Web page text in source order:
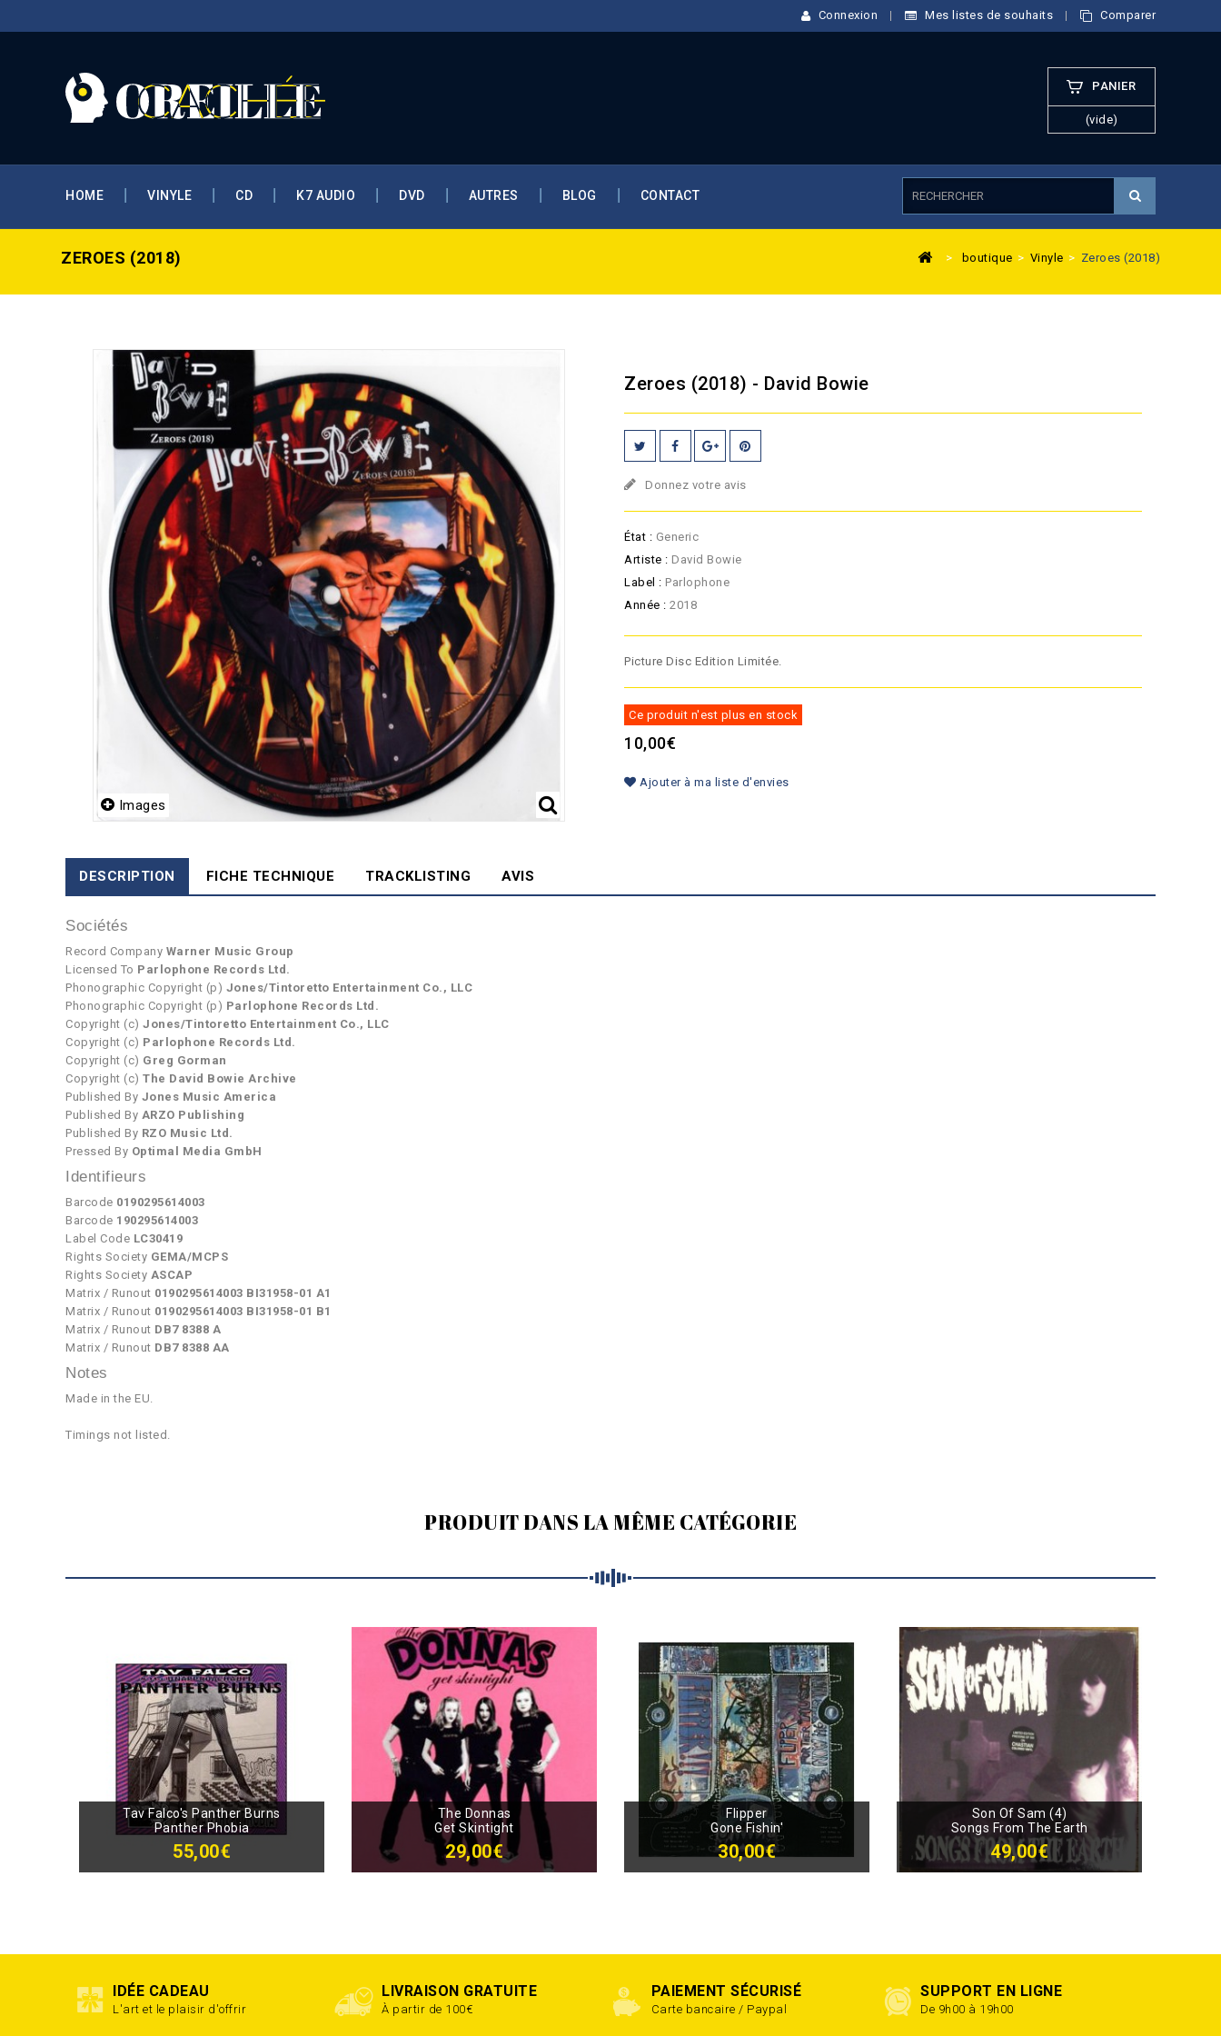
Connexion Mes listes de souhaits Comparer
PANIER
(vide)
HOME VINYLE CD K7 AUDIO DVD AUTRES BLOG CONTACT
ZEROES (2018) > boutique > Vinyle > Zeroes (2018)
Images
Zeroes (2018) - David Bowie
Donnez votre avis
État : Generic
Artiste : David Bowie
Label : Parlophone
Année : 2018
Picture Disc Edition Limitée.
Ce produit n'est plus en stock
10,00€
Ajouter à ma liste d'envies
DESCRIPTION FICHE TECHNIQUE TRACKLISTING AVIS
Sociétés
Record Company Warner Music Group
Licensed To Parlophone Records Ltd.
Phonographic Copyright (p) Jones/Tintoretto Entertainment Co., LLC
Phonographic Copyright (p) Parlophone Records Ltd.
Copyright (c) Jones/Tintoretto Entertainment Co., LLC
Copyright (c) Parlophone Records Ltd.
Copyright (c) Greg Gorman
Copyright (c) The David Bowie Archive
Published By Jones Music America
Published By ARZO Publishing
Published By RZO Music Ltd.
Pressed By Optimal Media GmbH
Identifieurs
Barcode 0190295614003
Barcode 190295614003
Label Code LC30419
Rights Society GEMA/MCPS
Rights Society ASCAP
Matrix / Runout 0190295614003 BI31958-01 A1
Matrix / Runout 0190295614003 BI31958-01 B1
Matrix / Runout DB7 8388 A
Matrix / Runout DB7 8388 AA
Notes
Made in the EU.
Timings not listed.
PRODUIT DANS LA MÊME CATÉGORIE
Tav Falco's Panther Burns
Panther Phobia
55,00€
The Donnas
Get Skintight
29,00€
Flipper
Gone Fishin'
30,00€
Son Of Sam (4)
Songs From The Earth
49,00€
IDÉE CADEAU
L'art et le plaisir d'offrir
LIVRAISON GRATUITE
À partir de 100€
PAIEMENT SÉCURISÉ
Carte bancaire / Paypal
SUPPORT EN LIGNE
De 9h00 à 19h00